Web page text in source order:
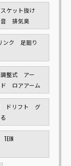
ケット抜け
音 排気臭
ンク 足廻り
整式 アー
ロアアーム
ドリフト グ